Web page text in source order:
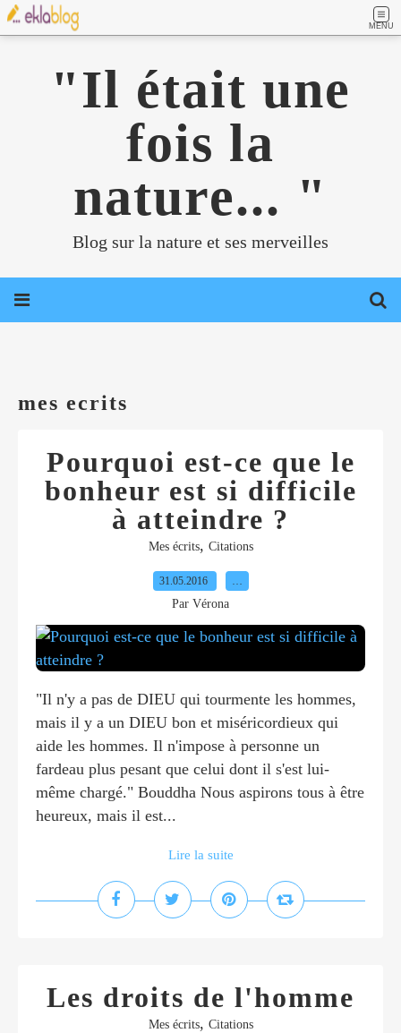
MENU
"Il était une
fois la
nature... "
Blog sur la nature et ses merveilles
mes ecrits
Pourquoi est-ce que le
bonheur est si difficile
à atteindre ?
Mes écrits, Citations
31.05.2016 …
Par Vérona
"Il n'y a pas de DIEU qui tourmente les hommes,
mais il y a un DIEU bon et miséricordieux qui
aide les hommes. Il n'impose à personne un
fardeau plus pesant que celui dont il s'est lui-
même chargé." Bouddha Nous aspirons tous à être
heureux, mais il est...
Lire la suite
Les droits de l'homme
Mes écrits, Citations